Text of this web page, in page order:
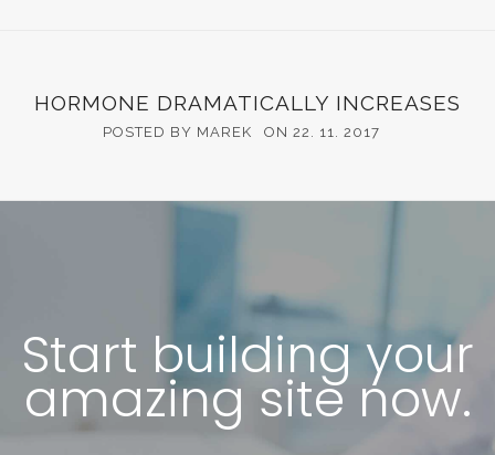
HORMONE DRAMATICALLY INCREASES
POSTED BY MAREK ON 22. 11. 2017
Start building your
amazing site now.